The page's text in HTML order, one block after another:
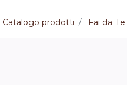
Catalogo prodotti Fai da Te